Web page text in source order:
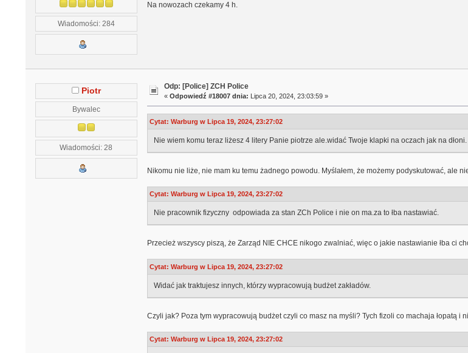
Wiadomości: 284
Na nowozach czekamy 4 h.
Piotr
Bywalec
Wiadomości: 28
Odp: [Police] ZCH Police
«Odpowiedź #18007 dnia: Lipca 20, 2024, 23:03:59 »
Cytat: Warburg w Lipca 19, 2024, 23:27:02
Nie wiem komu teraz liżesz 4 litery Panie piotrze ale.widać Twoje klapki na oczach jak na dłoni.
Nikomu nie liże, nie mam ku temu żadnego powodu. Myślałem, że możemy podyskutować, ale
Cytat: Warburg w Lipca 19, 2024, 23:27:02
Nie pracownik fizyczny odpowiada za stan ZCh Police i nie on ma.za to łba nastawiać.
Przecież wszyscy piszą, że Zarząd NIE CHCE nikogo zwalniać, więc o jakie nastawianie łba ci
Cytat: Warburg w Lipca 19, 2024, 23:27:02
Widać jak traktujesz innych, którzy wypracowują budżet zakładów.
Czyli jak? Poza tym wypracowują budżet czyli co masz na myśli? Tych fizoli co machaja łopatą i
Cytat: Warburg w Lipca 19, 2024, 23:27:02